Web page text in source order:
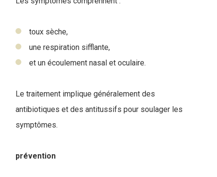
toux sèche,
une respiration sifflante,
et un écoulement nasal et oculaire.
Le traitement implique généralement des
antibiotiques et des antitussifs pour soulager les
symptômes.
prévention